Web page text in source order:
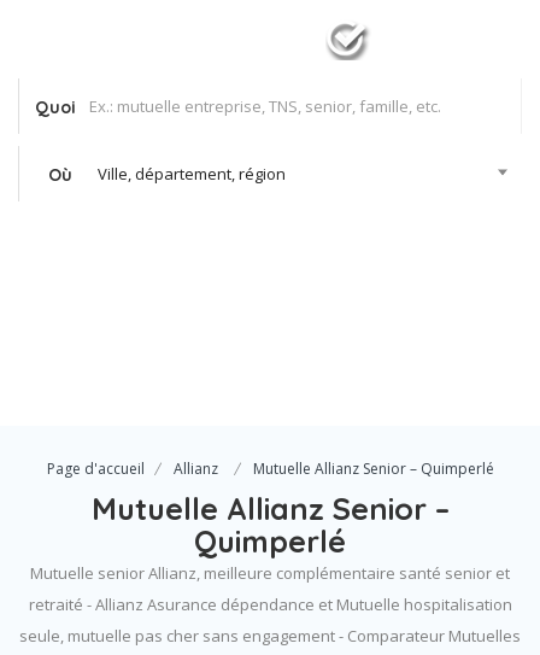
Quoi
Où Ville, département, région
Page d'accueil Allianz Mutuelle Allianz Senior – Quimperlé
Mutuelle Allianz Senior –
Quimperlé
Mutuelle senior Allianz, meilleure complémentaire santé senior et
retraité - Allianz Asurance dépendance et Mutuelle hospitalisation
seule, mutuelle pas cher sans engagement - Comparateur Mutuelles